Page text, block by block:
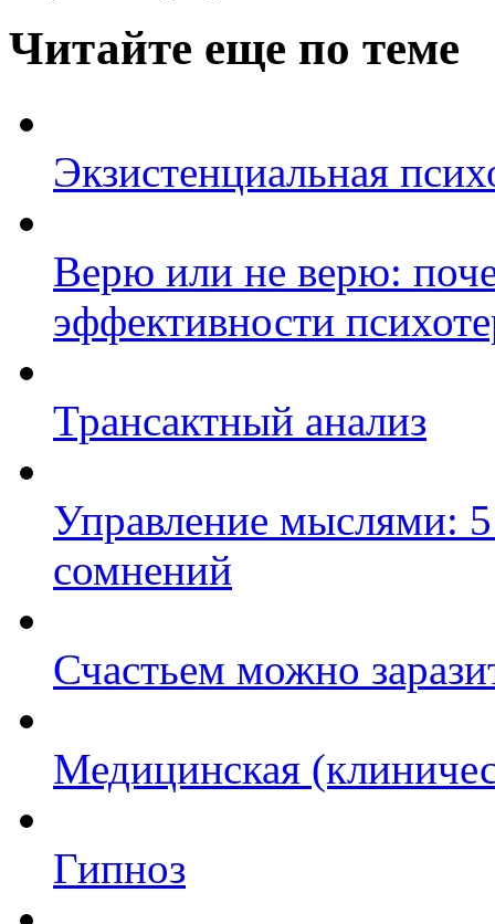
Читайте еще по теме
Экзистенциальная
Верю или не верю:
эффективности
Трансактный анализ
Управление мыслями:
сомнений
Счастьем можно
Медицинская
Гипноз